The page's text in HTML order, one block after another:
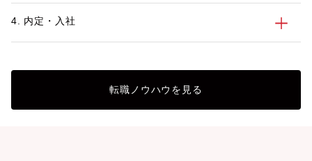
4. 内定・入社
転職ノウハウを見る